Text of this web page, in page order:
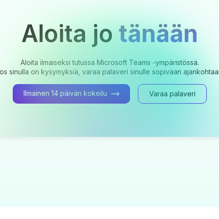
Aloita jotänään
Aloita ilmaiseksi tutussa Microsoft Teams -ympäristössä.
sinulla on kysymyksiä, varaa palaveri sinulle sopivaan
Ilmainen 14 päivän kokeilu Varaa palaveri